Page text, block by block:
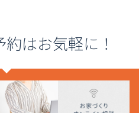
はお気軽に！